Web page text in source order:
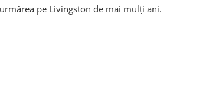
pe Livingston de mai mulți ani.